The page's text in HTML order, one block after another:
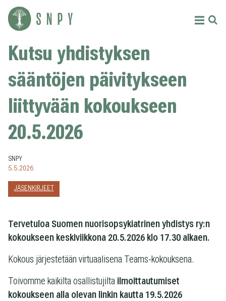
Siirry
sisältöön
nuorisopsykiatrinen
ry
Menu
Etsi
Kutsu yhdistyksen
sääntöjen päivitykseen
liittyvään kokoukseen
20.5.2026
SNPY
5.5.2026
JÄSENKIRJEET
Tervetuloa Suomen nuorisopsykiatrinen yhdistys ry:n
kokoukseen keskiviikkona 20.5.2026 klo 17.30 alkaen.
Kokous järjestetään virtuaalisena Teams-kokouksena.
Toivomme kaikilta osallistujilta ilmoittautumiset
kokoukseen alla olevan linkin kautta 19.5.2026